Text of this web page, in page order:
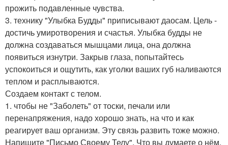
прожить подавленные чувства.
3. технику "Улыбка Будды" приписывают даосам. Цель -
достичь умиротворения и счастья. Улыбка будды не
должна создаваться мышцами лица, она должна
появиться изнутри. Закрыв глаза, попытайтесь
успокоиться и ощутить, как уголки ваших губ наливаются
теплом и расплываются.
Создаем контакт с телом.
1. чтобы не "Заболеть" от тоски, печали или
перенапряжения, надо хорошо знать, на что и как
реагирует ваш организм. Эту связь развить тоже можно.
Напишите "Письмо Своему Телу". Что вы думаете о нём,